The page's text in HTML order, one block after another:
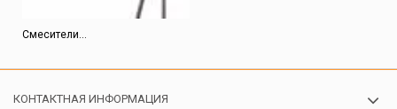
Смесители...
КОНТАКТНАЯ ИНФОРМАЦИЯ